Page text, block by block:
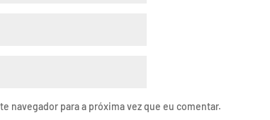
navegador para a próxima vez que eu comentar.